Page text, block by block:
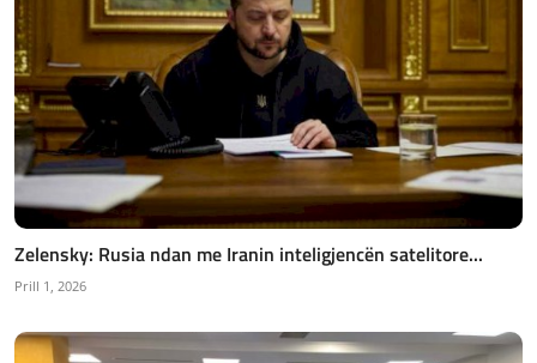
Zelensky: Rusia ndan me Iranin inteligjencën satelitore...
Prill 1, 2026